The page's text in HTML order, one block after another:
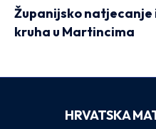
Županijsko natjecanje
kruha u Martincima
HRVATSKA